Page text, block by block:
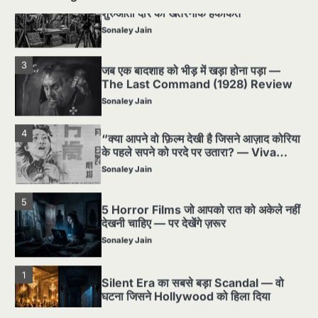
3
जब एक बादशाह को भीड़ में खड़ा होना पड़ा —
The Last Command (1928) Review
Sonaley Jain
4
“क्या आपने वो फ़िल्म देखी है जिसने आज़ाद कोरिया
के पहले सपने को परदे पर उतारा? — Viva
Freedom! (1946) रिव्यू”
Sonaley Jain
5
5 Horror Films जो आपको रात को अकेले नहीं
देखनी चाहिए — पर देखेंगे ज़रूर
1
Silent Era का सबसे बड़ा Scandal — वो
घटना जिसने Hollywood को हिला दिया
Sonaley Jain
2
पसीने और खून से लिखी गई मूक सिनेमा की कहानी: